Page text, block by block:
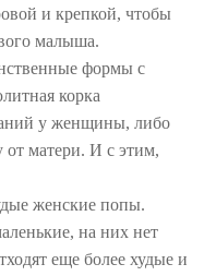
и крепкой, чтобы
малыша.
формы с
корка
у женщины, либо
от матери. И с этим,
женские попы.
на них нет
еще более худые и